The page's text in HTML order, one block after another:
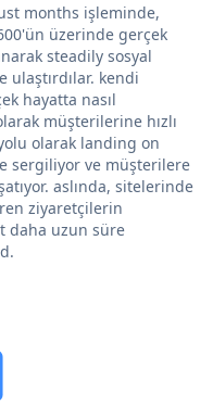
months işleminde,
üzerinde gerçek
steadily sosyal
ulaştırdılar. kendi
hayatta nasıl
müşterilerine hızlı
olarak landing on
sergiliyor ve müşterilere
aslında, sitelerinde
ziyaretçilerin
daha uzun süre